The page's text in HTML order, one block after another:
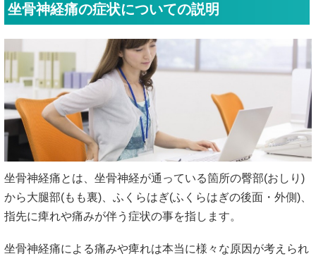
坐骨神経痛の症状についての説明
坐骨神経痛とは、坐骨神経が通っている箇所の臀部(おしり)
から大腿部(もも裏)、ふくらはぎ(ふくらはぎの後面・外側)、
指先に痺れや痛みが伴う症状の事を指します。
坐骨神経痛による痛みや痺れは本当に様々な原因が考えられ